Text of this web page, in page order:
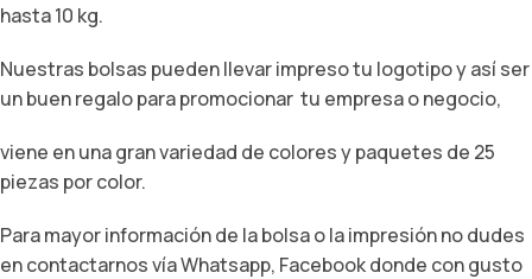
hasta 10 kg.
Nuestras bolsas pueden llevar impreso tu logotipo y así ser
un buen regalo para promocionar tu empresa o negocio,
viene en una gran variedad de colores y paquetes de 25
piezas por color.
Para mayor información de la bolsa o la impresión no dudes
en contactarnos vía Whatsapp, Facebook donde con gusto